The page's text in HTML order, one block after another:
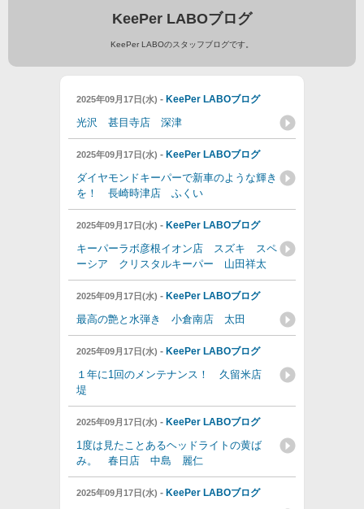
KeePer LABOブログ
KeePer LABOのスタッフブログです。
2025年09月17日(水) - KeePer LABOブログ
光沢 甚目寺店 深津
2025年09月17日(水) - KeePer LABOブログ
ダイヤモンドキーパーで新車のような輝き
を！ 長崎時津店 ふくい
2025年09月17日(水) - KeePer LABOブログ
キーパーラボ彦根イオン店 スズキ スペ
ーシア クリスタルキーパー 山田祥太
2025年09月17日(水) - KeePer LABOブログ
最高の艶と水弾き 小倉南店 太田
2025年09月17日(水) - KeePer LABOブログ
１年に1回のメンテナンス！ 久留米店
堤
2025年09月17日(水) - KeePer LABOブログ
1度は見たことあるヘッドライトの黄ば
み。 春日店 中島 麗仁
2025年09月17日(水) - KeePer LABOブログ